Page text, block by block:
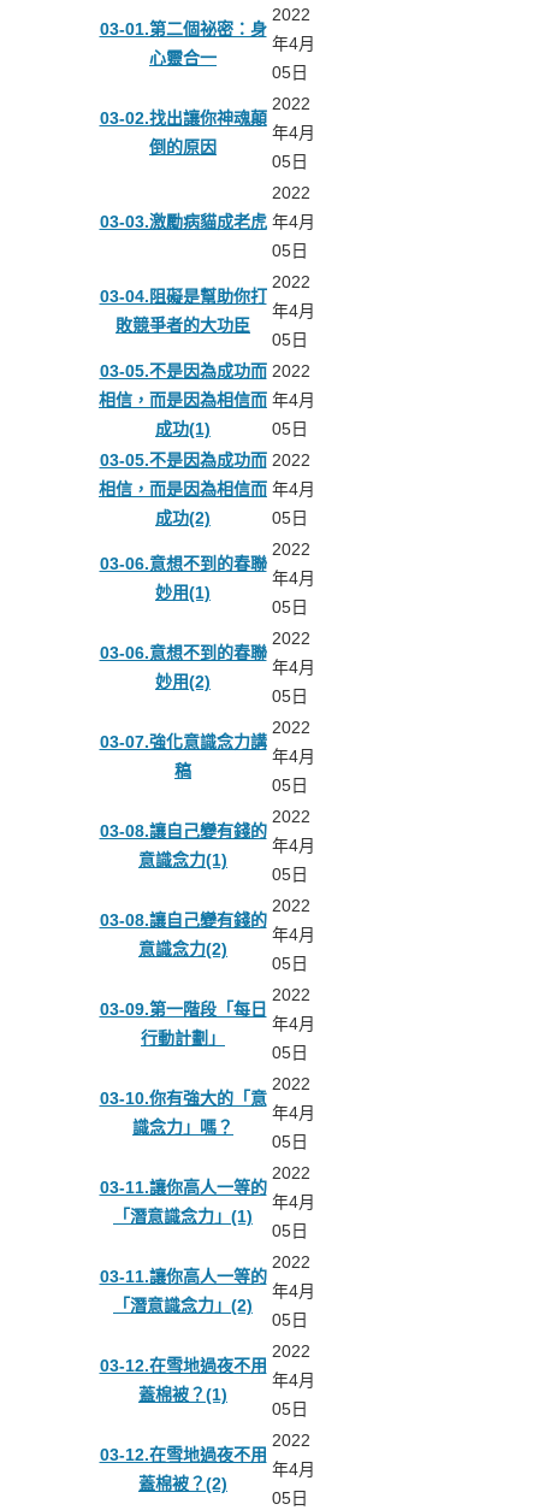
03-01.第二個祕密：身
心靈合一
2022
年4月
05日
03-02.找出讓你神魂顛
倒的原因
2022
年4月
05日
03-03.激勵病貓成老虎
2022
年4月
05日
03-04.阻礙是幫助你打
敗競爭者的大功臣
2022
年4月
05日
03-05.不是因為成功而
相信，而是因為相信而
成功(1)
2022
年4月
05日
03-05.不是因為成功而
相信，而是因為相信而
成功(2)
2022
年4月
05日
03-06.意想不到的春聯
妙用(1)
2022
年4月
05日
03-06.意想不到的春聯
妙用(2)
2022
年4月
05日
03-07.強化意識念力講
稿
2022
年4月
05日
03-08.讓自己變有錢的
意識念力(1)
2022
年4月
05日
03-08.讓自己變有錢的
意識念力(2)
2022
年4月
05日
03-09.第一階段「每日
行動計劃」
2022
年4月
05日
03-10.你有強大的「意
識念力」嗎？
2022
年4月
05日
03-11.讓你高人一等的
「潛意識念力」(1)
2022
年4月
05日
03-11.讓你高人一等的
「潛意識念力」(2)
2022
年4月
05日
03-12.在雪地過夜不用
蓋棉被？(1)
2022
年4月
05日
03-12.在雪地過夜不用
蓋棉被？(2)
2022
年4月
05日